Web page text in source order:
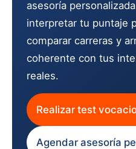
asesoría
interpretar tu puntaje
comparar carreras y
coherente con tus
reales.
Realizar test
Agendar asesoría